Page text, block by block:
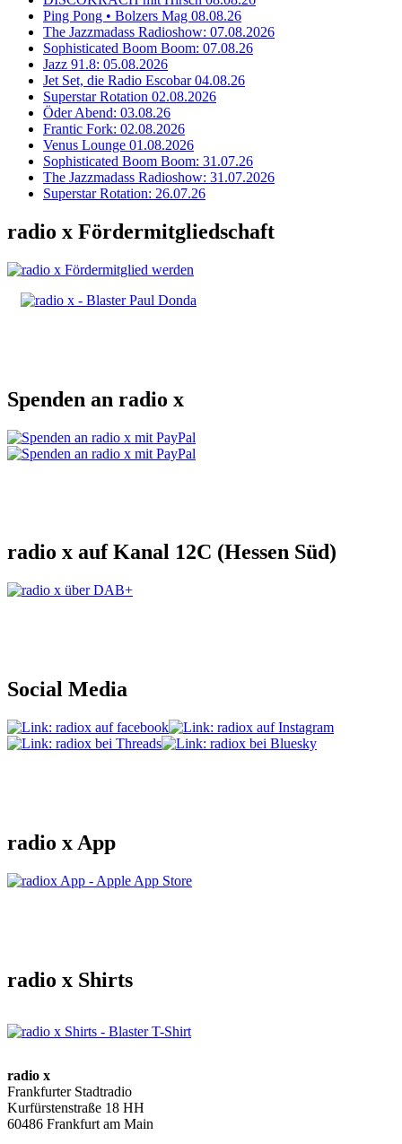
Ping Pong • Bolzers Mag 08.08.26
The Jazzmadass Radioshow: 07.08.2026
Sophisticated Boom Boom: 07.08.26
Jazz 91.8: 05.08.2026
Jet Set, die Radio Escobar 04.08.26
Superstar Rotation 02.08.2026
Öder Abend: 03.08.26
Frantic Fork: 02.08.2026
Venus Lounge 01.08.2026
Sophisticated Boom Boom: 31.07.26
The Jazzmadass Radioshow: 31.07.2026
Superstar Rotation: 26.07.26
radio x Fördermitgliedschaft
Spenden an radio x
radio x auf Kanal 12C (Hessen Süd)
Social Media
radio x App
radio x Shirts
radio x
Frankfurter Stadtradio
Kurfürstenstraße 18 HH
60486 Frankfurt am Main